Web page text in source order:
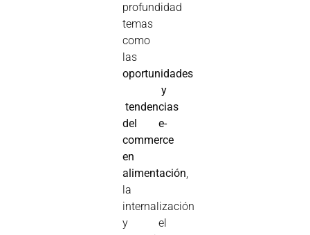
profundidad
temas
como
las
oportunidades
y
tendencias
del e-
commerce
en
alimentación,
la
internalización
y el